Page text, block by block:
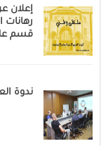
إعلان
قسم
ندوة